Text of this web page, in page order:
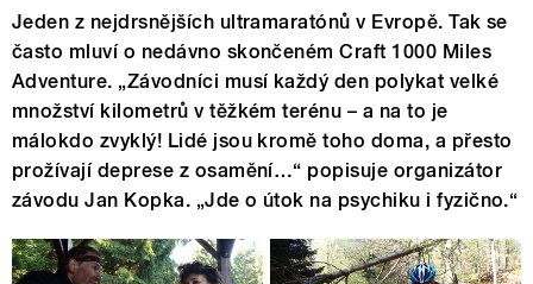
Jeden z nejdrsnějších ultramaratónů v Evropě. Tak se
často mluví o nedávno skončeném Craft 1000 Miles
Adventure. „Závodníci musí každý den polykat velké
množství kilometrů v těžkém terénu – a na to je
málokdo zvyklý! Lidé jsou kromě toho doma, a přesto
prožívají deprese z osamění…“ popisuje organizátor
závodu Jan Kopka. „Jde o útok na psychiku i fyzično.“